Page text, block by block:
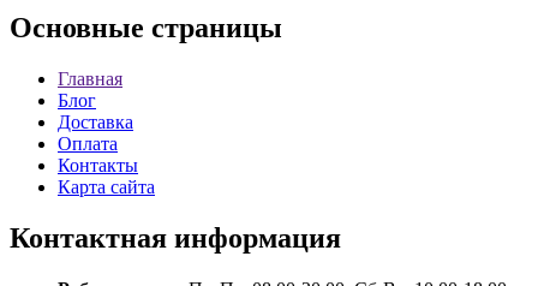
Основные страницы
Главная
Блог
Доставка
Оплата
Контакты
Карта сайта
Контактная информация